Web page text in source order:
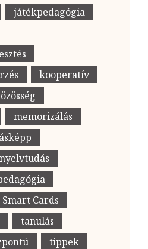
játékpedagógia
kooperatív
memorizálás
nyelvtudás
Smart Cards
tanulás
tippek